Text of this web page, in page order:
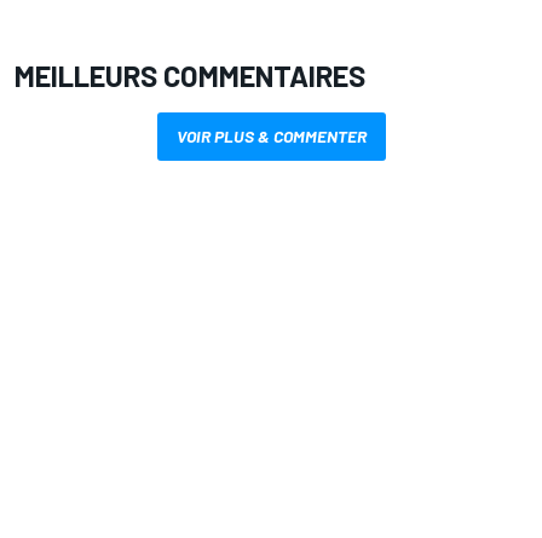
MEILLEURS COMMENTAIRES
VOIR PLUS & COMMENTER